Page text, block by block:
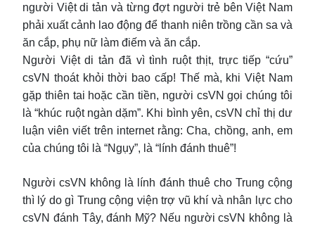
người Việt di tản và từng đợt người trẻ bên Việt Nam
phải xuất cảnh lao động để thanh niên trồng cần sa và
ăn cắp, phụ nữ làm điếm và ăn cắp.
Người Việt di tản đã vì tình ruột thịt, trực tiếp “cứu”
csVN thoát khỏi thời bao cấp! Thế mà, khi Việt Nam
gặp thiên tai hoặc cần tiền, người csVN gọi chúng tôi
là “khúc ruột ngàn dặm”. Khi bình yên, csVN chỉ thị dư
luận viên viết trên internet rằng: Cha, chồng, anh, em
của chúng tôi là “Ngụy”, là “lính đánh thuê”!
Người csVN không là lính đánh thuê cho Trung cộng
thì lý do gì Trung cộng viện trợ vũ khí và nhân lực cho
csVN đánh Tây, đánh Mỹ? Nếu người csVN không là